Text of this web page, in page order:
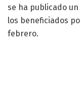
se ha publicado
los beneficiados
febrero.